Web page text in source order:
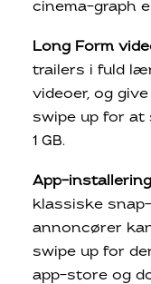
cinema-graph
Long Form
trailers i fuld
videoer, og
swipe up for at
1 GB.
App-installering
klassiske
annoncører
swipe up for
app-store og